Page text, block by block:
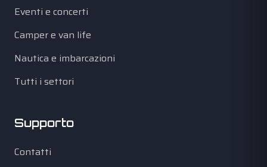
Eventi e concerti
Camper e van life
Nautica e imbarcazioni
Tutti i settori
Supporto
Contatti